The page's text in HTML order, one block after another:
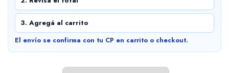
3. Agregá al carrito
El envío se confirma con tu CP en carrito o checkout.